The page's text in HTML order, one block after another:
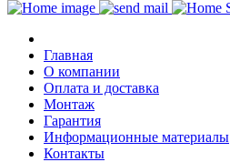
Главная
О компании
Оплата и доставка
Монтаж
Гарантия
Информационные материалы
Контакты